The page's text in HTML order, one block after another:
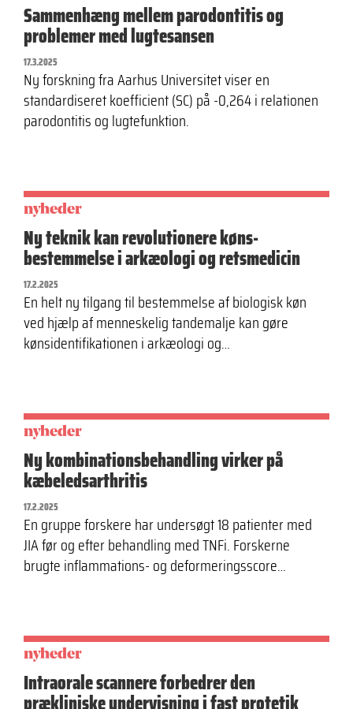
Sammenhæng mellem parodontitis og
problemer med lugtesansen
17.3.2025
Ny forskning fra Aarhus Universitet viser en
standardiseret koefficient (SC) på -0,264 i relationen
parodontitis og lugtefunktion.
nyheder
Ny teknik kan revolutionere køns­
bestemmelse i arkæologi og retsmedicin
17.2.2025
En helt ny tilgang til bestemmelse af biologisk køn
ved hjælp af menneskelig tandemalje kan gøre
kønsidentifikationen i arkæologi og…
nyheder
Ny kombinations­behandling virker på
kæbeledsarthritis
17.2.2025
En gruppe forskere har undersøgt 18 patienter med
JIA før og efter behandling med TNFi. Forskerne
brugte inflammations- og deformeringsscore…
nyheder
Intraorale scannere forbedrer den